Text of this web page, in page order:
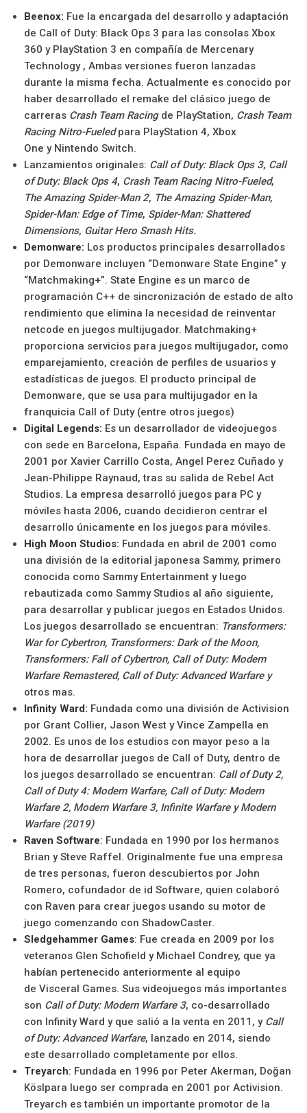
Beenox: Fue la encargada del desarrollo y adaptación
de Call of Duty: Black Ops 3 para las consolas Xbox
360 y PlayStation 3 en compañía de Mercenary
Technology , Ambas versiones fueron lanzadas
durante la misma fecha. Actualmente es conocido por
haber desarrollado el remake del clásico juego de
carreras Crash Team Racingde PlayStation, Crash Team
Racing Nitro-Fueledpara PlayStation 4, Xbox
One y Nintendo Switch.
Lanzamientos originales: Call of Duty: Black Ops 3, Call
of Duty: Black Ops 4, Crash Team Racing Nitro-Fueled,
The Amazing Spider-Man 2, The Amazing Spider-Man,
Spider-Man: Edge of Time, Spider-Man: Shattered
Dimensions, Guitar Hero Smash Hits.
Demonware: Los productos principales desarrollados
por Demonware incluyen “Demonware State Engine” y
“Matchmaking+”. State Engine es un marco de
programación C++ de sincronización de estado de alto
rendimiento que elimina la necesidad de reinventar
netcode en juegos multijugador. Matchmaking+
proporciona servicios para juegos multijugador, como
emparejamiento, creación de perfiles de usuarios y
estadísticas de juegos. El producto principal de
Demonware, que se usa para multijugador en la
franquicia Call of Duty (entre otros juegos)
Digital Legends: Es un desarrollador de videojuegos
con sede en Barcelona, España. Fundada en mayo de
2001 por Xavier Carrillo Costa, Angel Perez Cuñado y
Jean-Philippe Raynaud, tras su salida de Rebel Act
Studios. La empresa desarrolló juegos para PC y
móviles hasta 2006, cuando decidieron centrar el
desarrollo únicamente en los juegos para móviles.
High Moon Studios: Fundada en abril de 2001 como
una división de la editorial japonesa Sammy, primero
conocida como Sammy Entertainment y luego
rebautizada como Sammy Studios al año siguiente,
para desarrollar y publicar juegos en Estados Unidos.
Los juegos desarrollado se encuentran: Transformers:
War for Cybertron, Transformers: Dark of the Moon,
Transformers: Fall of Cybertron, Call of Duty: Modern
Warfare Remastered, Call of Duty: Advanced Warfare y
otros mas.
Infinity Ward: Fundada como una división de Activision
por Grant Collier, Jason West y Vince Zampella en
2002. Es unos de los estudios con mayor peso a la
hora de desarrollar juegos de Call of Duty, dentro de
los juegos desarrollado se encuentran: Call of Duty 2,
Call of Duty 4: Modern Warfare, Call of Duty: Modern
Warfare 2, Modern Warfare 3, Infinite Warfare y Modern
Warfare (2019)
Raven Software: Fundada en 1990 por los hermanos
Brian y Steve Raffel. Originalmente fue una empresa
de tres personas, fueron descubiertos por John
Romero, cofundador de id Software, quien colaboró
con Raven para crear juegos usando su motor de
juego comenzando con ShadowCaster.
Sledgehammer Games: Fue creada en 2009 por los
veteranos Glen Schofield y Michael Condrey, que ya
habían pertenecido anteriormente al equipo
de Visceral Games. Sus videojuegos más importantes
son Call of Duty: Modern Warfare 3, co-desarrollado
con Infinity Ward y que salió a la venta en 2011, y Call
of Duty: Advanced Warfare, lanzado en 2014, siendo
este desarrollado completamente por ellos.
Treyarch: Fundada en 1996 por Peter Akerman, Doğan
Köslpara luego ser comprada en 2001 por Activision.
Treyarch es también un importante promotor de la